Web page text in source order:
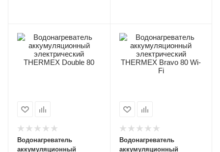
Водонагреватель
аккумуляционный
Водонагреватель
аккумуляционный